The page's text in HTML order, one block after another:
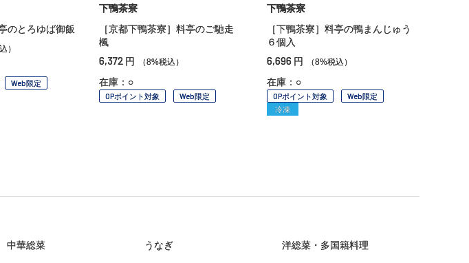
のとろゆば御飯
）
Web限定
下鴨茶寮
［京都下鴨茶寮］料亭のご馳走
楓
6,372 円 （8%税込）
在庫：○
OPポイント対象 Web限定
下鴨茶寮
［下鴨茶寮］料亭の鴨まんじゅう
６個入
6,696 円 （8%税込）
在庫：○
OPポイント対象
Web限定
冷凍
中華総菜 うなぎ
洋総菜・多国籍料理